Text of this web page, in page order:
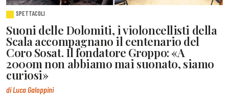
SPETTACOLI
Suoni delle Dolomiti, i violoncellisti della
Scala accompagnano il centenario del
Coro Sosat. Il fondatore Groppo: «A
2000m non abbiamo mai suonato, siamo
curiosi»
di Luca Galoppini